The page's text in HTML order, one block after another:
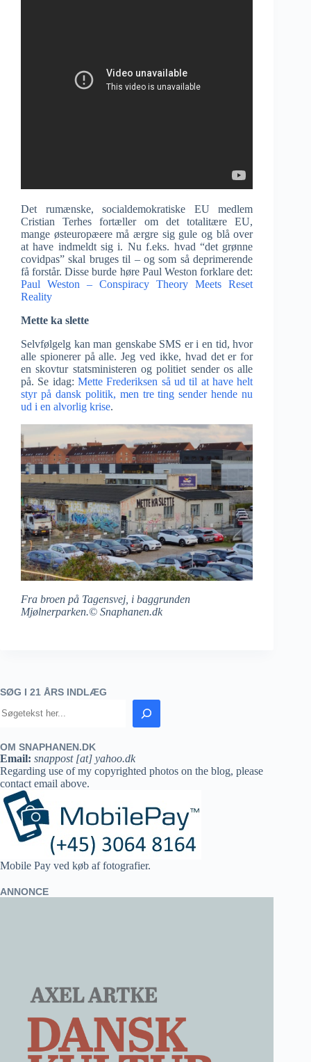
Det rumænske, socialdemokratiske EU medlem
Cristian Terhes fortæller om det totalitære EU,
mange østeuropæere må ærgre sig gule og blå over
at have indmeldt sig i. Nu f.eks. hvad “det grønne
covidpas” skal bruges til – og som så deprimerende
få forstår. Disse burde høre Paul Weston forklare det:
Paul Weston – Conspiracy Theory Meets Reset
Reality
Mette ka slette
Selvfølgelg kan man genskabe SMS er i en tid, hvor
alle spionerer på alle. Jeg ved ikke, hvad det er for
en skovtur statsministeren og politiet sender os alle
på. Se idag: Mette Frederiksen så ud til at have helt
styr på dansk politik, men tre ting sender hende nu
ud i en alvorlig krise.
Fra broen på Tagensvej, i baggrunden
Mjølnerparken.© Snaphanen.dk
SØG I 21 ÅRS INDLÆG
OM SNAPHANEN.DK
Email: snappost [at] yahoo.dk
Regarding use of my copyrighted photos on the blog, please
contact email above.
Mobile Pay ved køb af fotografier.
ANNONCE